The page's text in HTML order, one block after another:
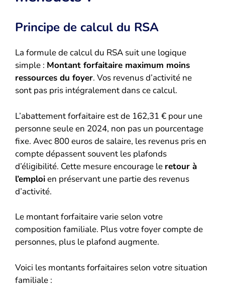
Principe de calcul du RSA
La formule de calcul du RSA suit une logique
simple : Montant forfaitaire maximum moins
ressources du foyer. Vos revenus d’activité ne
sont pas pris intégralement dans ce calcul.
L’abattement forfaitaire est de 162,31 € pour une
personne seule en 2024, non pas un pourcentage
fixe. Avec 800 euros de salaire, les revenus pris en
compte dépassent souvent les plafonds
d’éligibilité. Cette mesure encourage le retour à
l’emploien préservant une partie des revenus
d’activité.
Le montant forfaitaire varie selon votre
composition familiale. Plus votre foyer compte de
personnes, plus le plafond augmente.
Voici les montants forfaitaires selon votre situation
familiale :